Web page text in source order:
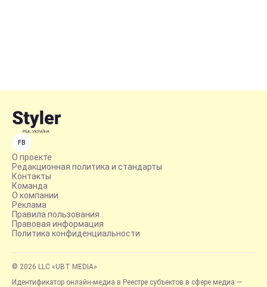
FB
О проекте
Редакционная политика и стандарты
Контакты
Команда
О компании
Реклама
Правила пользования
Правовая информация
Политика конфиденциальности
© 2026 LLC «UBT MEDIA»
Идентификатор онлайн-медиа в Реестре субъектов в сфере медиа —